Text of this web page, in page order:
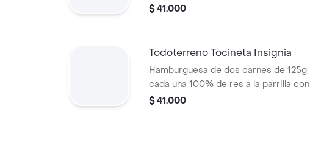
tocineta, queso mozzarella, pepinillos,
$ 41.000
Todoterreno Tocineta Insignia
Hamburguesa de dos carnes de 125g
cada una 100% de res a la parrilla con
salsa BBQ, tocineta, queso mozzarella,
$ 41.000